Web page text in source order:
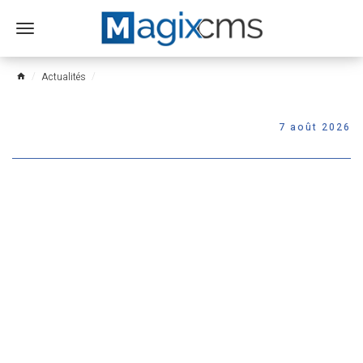
Ouvrir
menu
home Actualités
7 août 2026